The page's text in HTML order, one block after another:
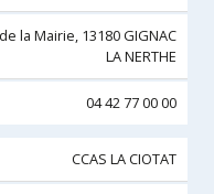
la Mairie, 13180 GIGNAC
LA NERTHE
04 42 77 00 00
CCAS LA CIOTAT